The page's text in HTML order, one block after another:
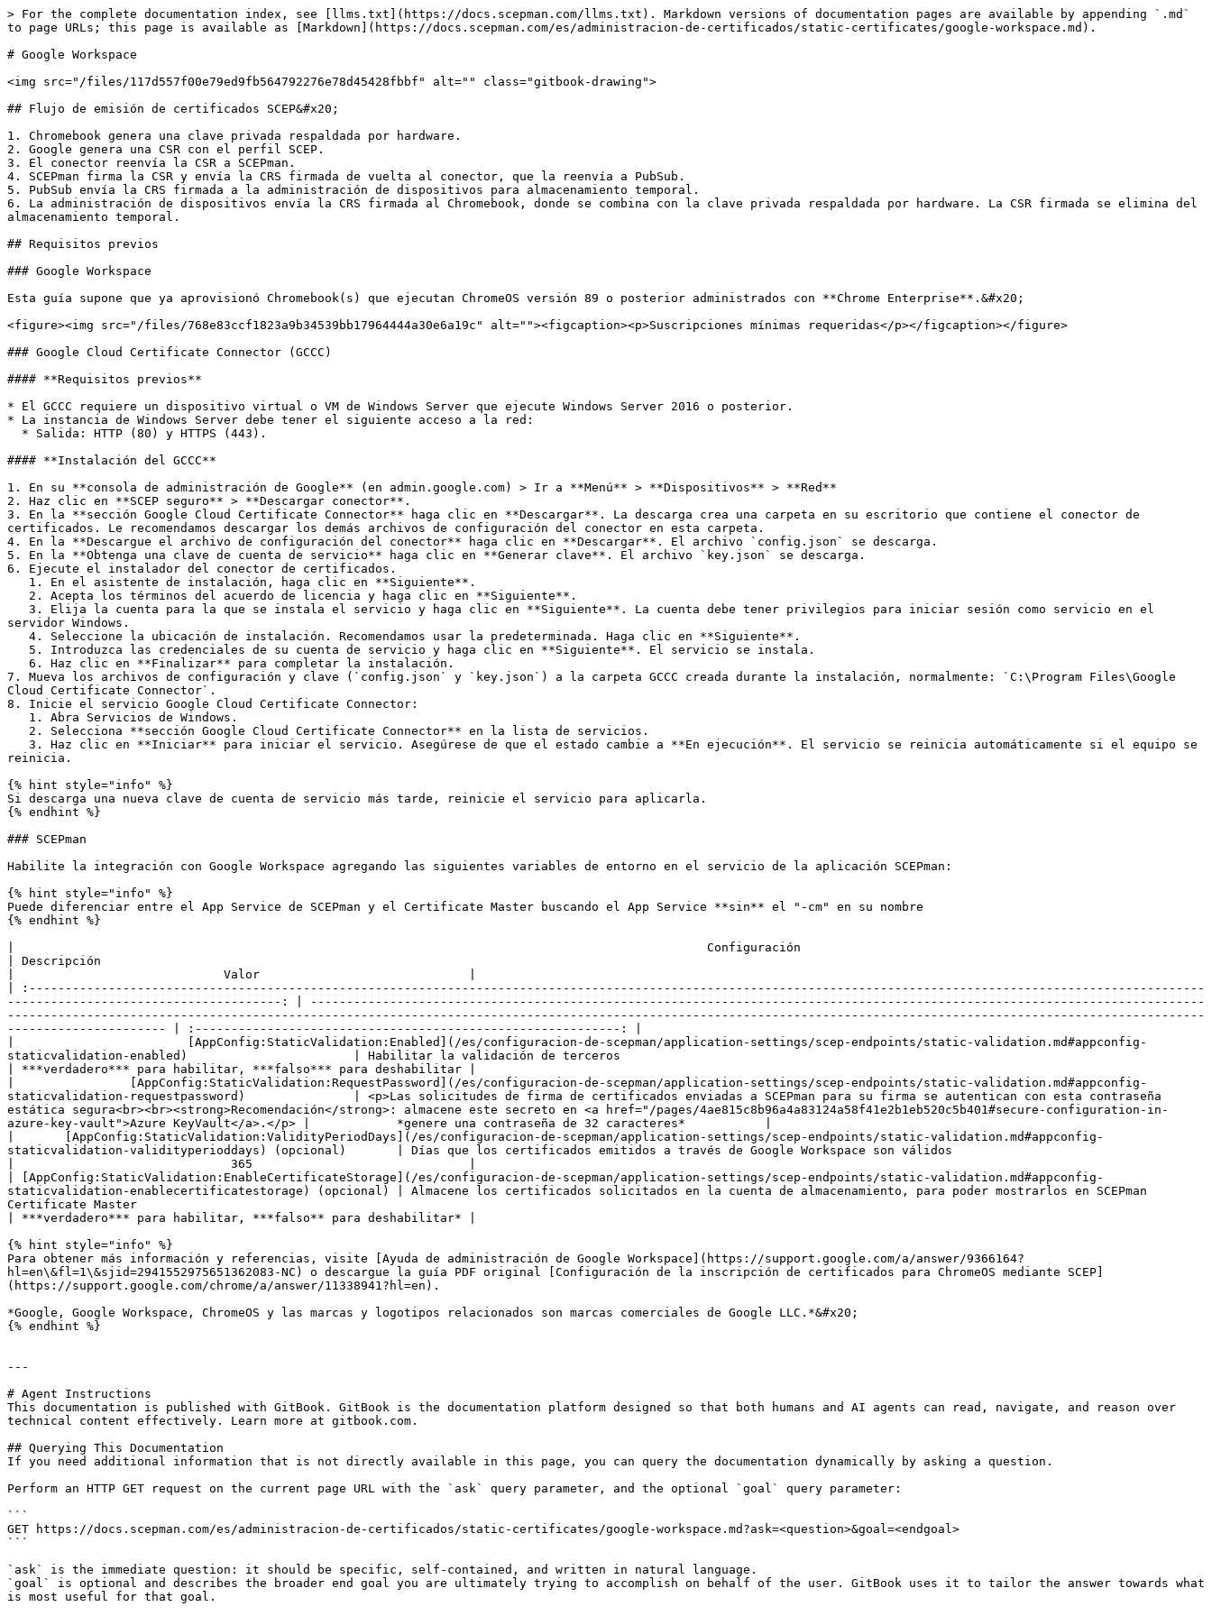
> For the complete documentation index, see [llms.txt](https://docs.scepman.com/llms.txt). Markdown versions of documentation pages are available by appending `.md`
to page URLs; this page is available as [Markdown](https://docs.scepman.com/es/administracion-de-certificados/static-certificates/google-workspace.md).
# Google Workspace
<img src="/files/117d557f00e79ed9fb564792276e78d45428fbbf" alt="" class="gitbook-drawing">
## Flujo de emisión de certificados SCEP&#x20;
1. Chromebook genera una clave privada respaldada por hardware.
2. Google genera una CSR con el perfil SCEP.
3. El conector reenvía la CSR a SCEPman.
4. SCEPman firma la CSR y envía la CRS firmada de vuelta al conector, que la reenvía a PubSub.
5. PubSub envía la CRS firmada a la administración de dispositivos para almacenamiento temporal.
6. La administración de dispositivos envía la CRS firmada al Chromebook, donde se combina con la clave privada respaldada por hardware. La CSR firmada se elimina del
almacenamiento temporal.
## Requisitos previos
### Google Workspace
Esta guía supone que ya aprovisionó Chromebook(s) que ejecutan ChromeOS versión 89 o posterior administrados con **Chrome Enterprise**.&#x20;
<figure><img src="/files/768e83ccf1823a9b34539bb17964444a30e6a19c" alt=""><figcaption><p>Suscripciones mínimas requeridas</p></figcaption></figure>
### Google Cloud Certificate Connector (GCCC)
#### **Requisitos previos**
* El GCCC requiere un dispositivo virtual o VM de Windows Server que ejecute Windows Server 2016 o posterior.
* La instancia de Windows Server debe tener el siguiente acceso a la red:
#### **Instalación del GCCC**
1. En su **consola de administración de Google** (en admin.google.com) > Ir a **Menú** > **Dispositivos** > **Red**
2. Haz clic en **SCEP seguro** > **Descargar conector**.
3. En la **sección Google Cloud Certificate Connector** haga clic en **Descargar**. La descarga crea una carpeta en su escritorio que contiene el conector de
certificados. Le recomendamos descargar los demás archivos de configuración del conector en esta carpeta.
4. En la **Descargue el archivo de configuración del conector** haga clic en **Descargar**. El archivo `config.json` se descarga.
5. En la **Obtenga una clave de cuenta de servicio** haga clic en **Generar clave**. El archivo `key.json` se descarga.
6. Ejecute el instalador del conector de certificados.
servidor Windows.
7. Mueva los archivos de configuración y clave (`config.json` y `key.json`) a la carpeta GCCC creada durante la instalación, normalmente: `C:\Program Files\Google
Cloud Certificate Connector`.
8. Inicie el servicio Google Cloud Certificate Connector:
reinicia.
{% hint style="info" %}
Si descarga una nueva clave de cuenta de servicio más tarde, reinicie el servicio para aplicarla.
{% endhint %}
### SCEPman
Habilite la integración con Google Workspace agregando las siguientes variables de entorno en el servicio de la aplicación SCEPman:
{% hint style="info" %}
Puede diferenciar entre el App Service de SCEPman y el Certificate Master buscando el App Service **sin** el "-cm" en su nombre
{% endhint %}
|                                                                                                Configuración
| Descripción
|                             Valor                             |
| :-------------------------------------------------------------------------------------------------------------------------------------------------------------------
--------------------------------------: | ----------------------------------------------------------------------------------------------------------------------------
----------------------------------------------------------------------------------------------------------------------------------------------------------------------
---------------------- | :-----------------------------------------------------------: |
|                        [AppConfig:StaticValidation:Enabled](/es/configuracion-de-scepman/application-settings/scep-endpoints/static-validation.md#appconfig-
staticvalidation-enabled)                       | Habilitar la validación de terceros
| ***verdadero*** para habilitar, ***falso*** para deshabilitar |
|                [AppConfig:StaticValidation:RequestPassword](/es/configuracion-de-scepman/application-settings/scep-endpoints/static-validation.md#appconfig-
staticvalidation-requestpassword)               | <p>Las solicitudes de firma de certificados enviadas a SCEPman para su firma se autentican con esta contraseña
estática segura<br><br><strong>Recomendación</strong>: almacene este secreto en <a href="/pages/4ae815c8b96a4a83124a58f41e2b1eb520c5b401#secure-configuration-in-
azure-key-vault">Azure KeyVault</a>.</p> |            *genere una contraseña de 32 caracteres*           |
|       [AppConfig:StaticValidation:ValidityPeriodDays](/es/configuracion-de-scepman/application-settings/scep-endpoints/static-validation.md#appconfig-
staticvalidation-validityperioddays) (opcional)       | Días que los certificados emitidos a través de Google Workspace son válidos
|                              365                              |
| [AppConfig:StaticValidation:EnableCertificateStorage](/es/configuracion-de-scepman/application-settings/scep-endpoints/static-validation.md#appconfig-
staticvalidation-enablecertificatestorage) (opcional) | Almacene los certificados solicitados en la cuenta de almacenamiento, para poder mostrarlos en SCEPman
Certificate Master
| ***verdadero*** para habilitar, ***falso** para deshabilitar* |
{% hint style="info" %}
Para obtener más información y referencias, visite [Ayuda de administración de Google Workspace](https://support.google.com/a/answer/9366164?
hl=en\&fl=1\&sjid=2941552975651362083-NC) o descargue la guía PDF original [Configuración de la inscripción de certificados para ChromeOS mediante SCEP]
(https://support.google.com/chrome/a/answer/11338941?hl=en).
*Google, Google Workspace, ChromeOS y las marcas y logotipos relacionados son marcas comerciales de Google LLC.*&#x20;
{% endhint %}
---
# Agent Instructions
This documentation is published with GitBook. GitBook is the documentation platform designed so that both humans and AI agents can read, navigate, and reason over
technical content effectively. Learn more at gitbook.com.
## Querying This Documentation
If you need additional information that is not directly available in this page, you can query the documentation dynamically by asking a question.
Perform an HTTP GET request on the current page URL with the `ask` query parameter, and the optional `goal` query parameter:
```
GET https://docs.scepman.com/es/administracion-de-certificados/static-certificates/google-workspace.md?ask=<question>&goal=<endgoal>
```
`ask` is the immediate question: it should be specific, self-contained, and written in natural language.
`goal` is optional and describes the broader end goal you are ultimately trying to accomplish on behalf of the user. GitBook uses it to tailor the answer towards what
is most useful for that goal.